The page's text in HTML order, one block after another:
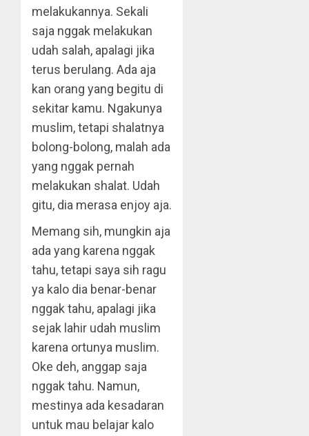
melakukannya. Sekali
saja nggak melakukan
udah salah, apalagi jika
terus berulang. Ada aja
kan orang yang begitu di
sekitar kamu. Ngakunya
muslim, tetapi shalatnya
bolong-bolong, malah ada
yang nggak pernah
melakukan shalat. Udah
gitu, dia merasa enjoy aja.
Memang sih, mungkin aja
ada yang karena nggak
tahu, tetapi saya sih ragu
ya kalo dia benar-benar
nggak tahu, apalagi jika
sejak lahir udah muslim
karena ortunya muslim.
Oke deh, anggap saja
nggak tahu. Namun,
mestinya ada kesadaran
untuk mau belajar kalo